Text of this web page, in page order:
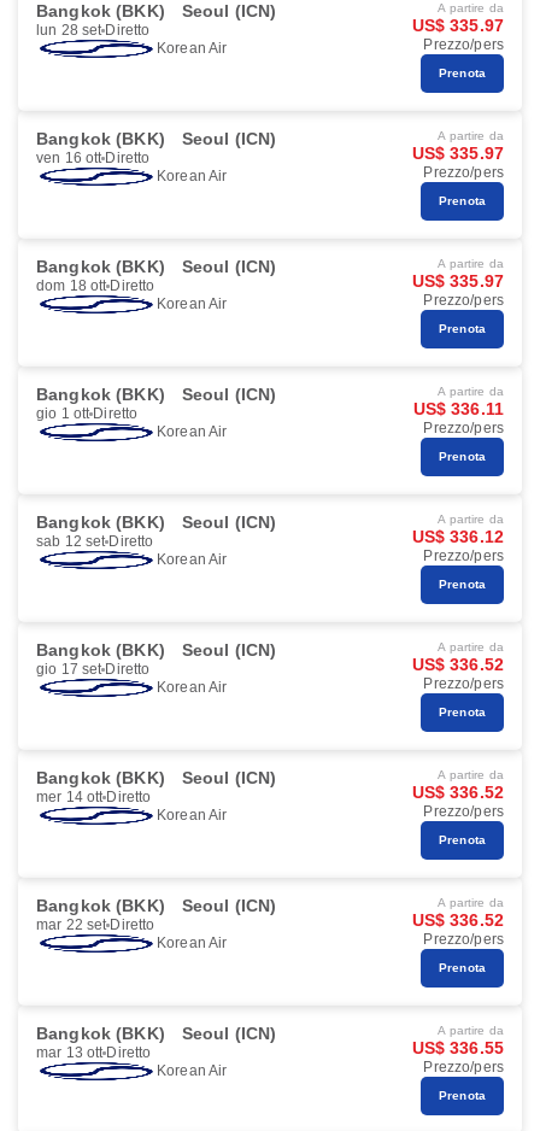
Bangkok (BKK) Seoul (ICN)
lun 28 set Diretto
Korean Air
A partire da
US$ 335.97
Prezzo/pers
Prenota
Bangkok (BKK) Seoul (ICN)
ven 16 ott Diretto
Korean Air
A partire da
US$ 335.97
Prezzo/pers
Prenota
Bangkok (BKK) Seoul (ICN)
dom 18 ott Diretto
Korean Air
A partire da
US$ 335.97
Prezzo/pers
Prenota
Bangkok (BKK) Seoul (ICN)
gio 1 ott Diretto
Korean Air
A partire da
US$ 336.11
Prezzo/pers
Prenota
Bangkok (BKK) Seoul (ICN)
sab 12 set Diretto
Korean Air
A partire da
US$ 336.12
Prezzo/pers
Prenota
Bangkok (BKK) Seoul (ICN)
gio 17 set Diretto
Korean Air
A partire da
US$ 336.52
Prezzo/pers
Prenota
Bangkok (BKK) Seoul (ICN)
mer 14 ott Diretto
Korean Air
A partire da
US$ 336.52
Prezzo/pers
Prenota
Bangkok (BKK) Seoul (ICN)
mar 22 set Diretto
Korean Air
A partire da
US$ 336.52
Prezzo/pers
Prenota
Bangkok (BKK) Seoul (ICN)
mar 13 ott Diretto
Korean Air
A partire da
US$ 336.55
Prezzo/pers
Prenota